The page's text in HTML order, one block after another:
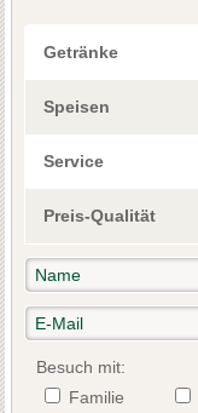
Getränke
Speisen
Service
Preis-Qualität
Besuch mit:
Familie